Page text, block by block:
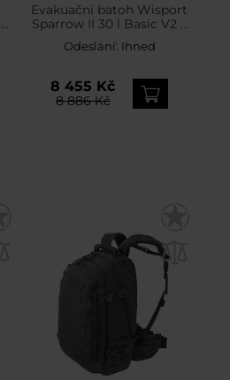
Evakuační batoh Wisport
Sparrow II 30 l Basic V2 –
s vybavením
Odeslání: Ihned
8 455 Kč
8 886 Kč